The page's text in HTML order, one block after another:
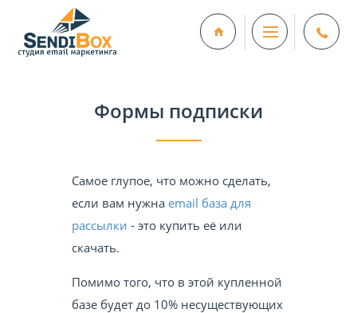
Формы подписки
Самое глупое, что можно сделать,
если вам нужна email база для
рассылки - это купить её или
скачать.
Помимо того, что в этой купленной
базе будет до 10% несуществующих